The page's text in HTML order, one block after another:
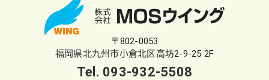
〒802-0053
福岡県北九州市小倉北区高坊2-9-25 2F
Tel. 093-932-5508